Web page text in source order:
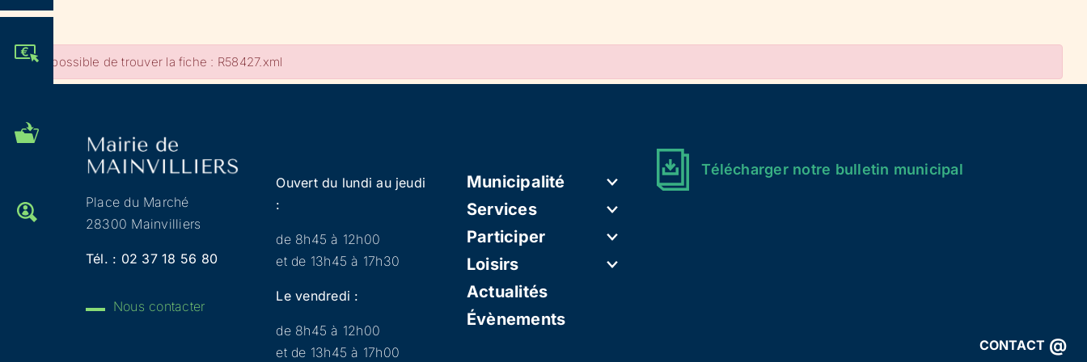
ADMINISTRATIVES
OFFRES D'EMPLOI
CONTACT @
Impossible de trouver la fiche : R58427.xml
Place du Marché
28300 Mainvilliers
Tél. : 02 37 18 56 80
Nous contacter
Ouvert du lundi au jeudi
:
de 8h45 à 12h00
et de 13h45 à 17h30
Le vendredi :
de 8h45 à 12h00
et de 13h45 à 17h00
Municipalité
Services
Participer
Loisirs
Actualités
Évènements
Télécharger notre bulletin municipal